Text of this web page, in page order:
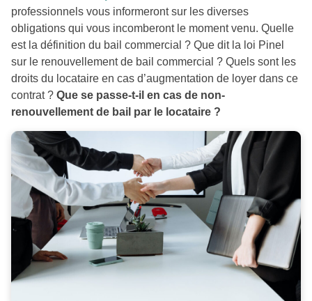
professionnels vous informeront sur les diverses
obligations qui vous incomberont le moment venu. Quelle
est la définition du bail commercial ? Que dit la loi Pinel
sur le renouvellement de bail commercial ? Quels sont les
droits du locataire en cas d’augmentation de loyer dans ce
contrat ? Que se passe-t-il en cas de non-
renouvellement de bail par le locataire ?